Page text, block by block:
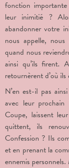
fonction
leur inimitié ?
abandonner votre
nous appelle,
quand nous
ainsi qu’ils firent.
retournèrent d’où
N’en est-il pas
avec leur
Coupe, laissent
quittent, ils
Confession ? Ils
et en prenant la
ennemis